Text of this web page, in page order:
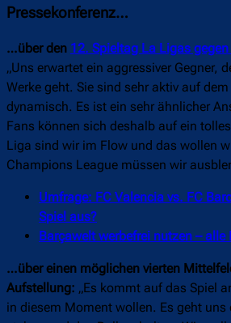
Pressekonferenz…
…über den 12. Spieltag La Ligas
„Uns erwartet ein aggressiver Gegner,
Werke geht. Sie sind sehr aktiv auf
dynamisch. Es ist ein sehr ähnlicher
Fans können sich deshalb auf ein
Liga sind wir im Flow und das wollen
Champions League müssen wir
Umfrage: FC Valencia vs. FC
Spiel aus?
Barçawelt werbefrei nutzen – alle
…über einen möglichen vierten
Aufstellung: „Es kommt auf das Spiel
in diesem Moment wollen. Es geht uns